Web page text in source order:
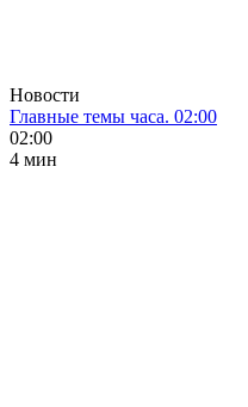
Новости
Главные темы часа. 02:00
02:00
4 мин